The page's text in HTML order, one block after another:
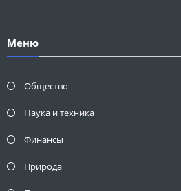
Меню
Общество
Наука и техника
Финансы
Природа